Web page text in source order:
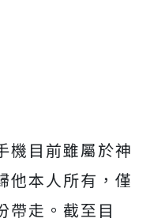
機目前雖屬於神
他本人所有，僅
帶走。 截至目